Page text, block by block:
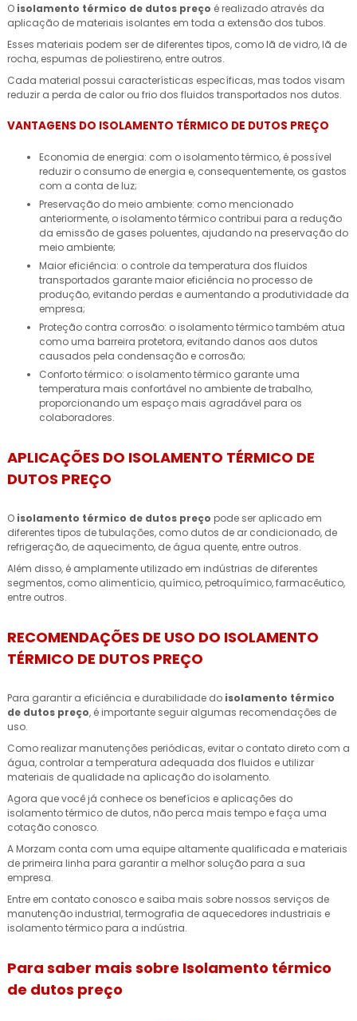
O isolamento térmico de dutos preço é realizado através da
aplicação de materiais isolantes em toda a extensão dos tubos.
Esses materiais podem ser de diferentes tipos, como lã de vidro, lã de
rocha, espumas de poliestireno, entre outros.
Cada material possui características específicas, mas todos visam
reduzir a perda de calor ou frio dos fluidos transportados nos dutos.
VANTAGENS DO ISOLAMENTO TÉRMICO DE DUTOS PREÇO
Economia de energia: com o isolamento térmico, é possível
reduzir o consumo de energia e, consequentemente, os gastos
com a conta de luz;
Preservação do meio ambiente: como mencionado
anteriormente, o isolamento térmico contribui para a redução
da emissão de gases poluentes, ajudando na preservação do
meio ambiente;
Maior eficiência: o controle da temperatura dos fluidos
transportados garante maior eficiência no processo de
produção, evitando perdas e aumentando a produtividade da
empresa;
Proteção contra corrosão: o isolamento térmico também atua
como uma barreira protetora, evitando danos aos dutos
causados pela condensação e corrosão;
Conforto térmico: o isolamento térmico garante uma
temperatura mais confortável no ambiente de trabalho,
proporcionando um espaço mais agradável para os
colaboradores.
APLICAÇÕES DO ISOLAMENTO TÉRMICO DE
DUTOS PREÇO
O isolamento térmico de dutos preço pode ser aplicado em
diferentes tipos de tubulações, como dutos de ar condicionado, de
refrigeração, de aquecimento, de água quente, entre outros.
Além disso, é amplamente utilizado em indústrias de diferentes
segmentos, como alimentício, químico, petroquímico, farmacêutico,
entre outros.
RECOMENDAÇÕES DE USO DO ISOLAMENTO
TÉRMICO DE DUTOS PREÇO
Para garantir a eficiência e durabilidade do isolamento térmico
de dutos preço, é importante seguir algumas recomendações de
uso.
Como realizar manutenções periódicas, evitar o contato direto com a
água, controlar a temperatura adequada dos fluidos e utilizar
materiais de qualidade na aplicação do isolamento.
Agora que você já conhece os benefícios e aplicações do
isolamento térmico de dutos, não perca mais tempo e faça uma
cotação conosco.
A Morzam conta com uma equipe altamente qualificada e materiais
de primeira linha para garantir a melhor solução para a sua
empresa.
Entre em contato conosco e saiba mais sobre nossos serviços de
manutenção industrial, termografia de aquecedores industriais e
isolamento térmico para a indústria.
Para saber mais sobre Isolamento térmico
de dutos preço